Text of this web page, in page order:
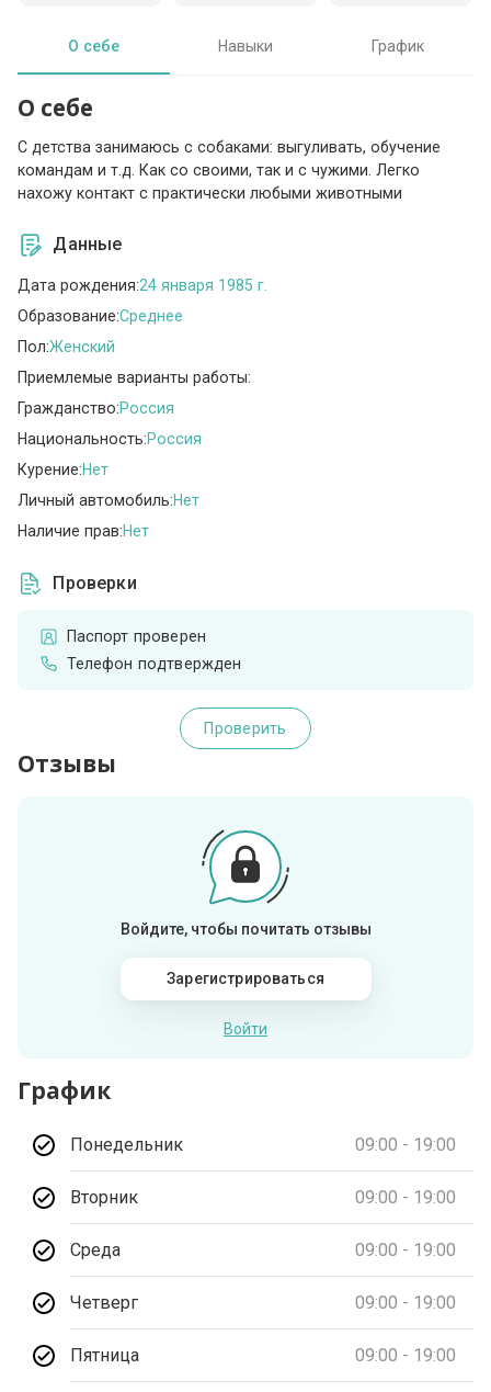
О себе Навыки График
О себе
С детства занимаюсь с собаками: выгуливать, обучение
командам и т.д. Как со своими, так и с чужими. Легко
нахожу контакт с практически любыми животными
Данные
Дата рождения:24 января 1985 г.
Образование:Среднее
Пол:Женский
Приемлемые варианты работы:
Гражданство:Россия
Национальность:Россия
Курение:Нет
Личный автомобиль:Нет
Наличие прав:Нет
Проверки
Паспорт проверен
Телефон подтвержден
Проверить
Отзывы
Войдите, чтобы почитать отзывы
Зарегистрироваться
Войти
График
Понедельник 09:00 - 19:00
Вторник 09:00 - 19:00
Среда 09:00 - 19:00
Четверг 09:00 - 19:00
Пятница 09:00 - 19:00